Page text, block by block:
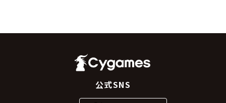
公式SNS